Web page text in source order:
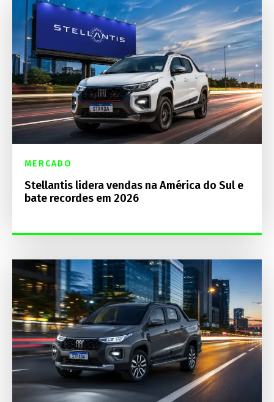
MERCADO
Stellantis lidera vendas na América do Sul e
bate recordes em 2026